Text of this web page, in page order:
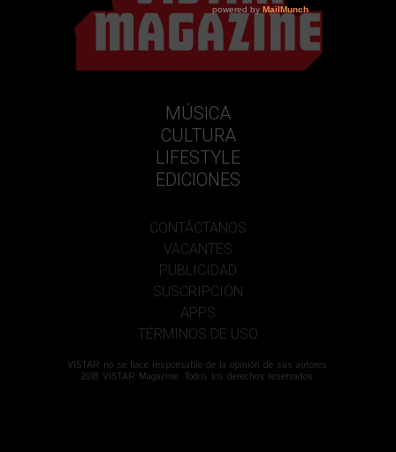
MÚSICA
CULTURA
LIFESTYLE
EDICIONES
CONTÁCTANOS
VACANTES
PUBLICIDAD
SUSCRIPCIÓN
APPS
TÉRMINOS DE USO
VISTAR no se hace responsable de la opinión de sus autores.
2018 VISTAR Magazine. Todos los derechos reservados.